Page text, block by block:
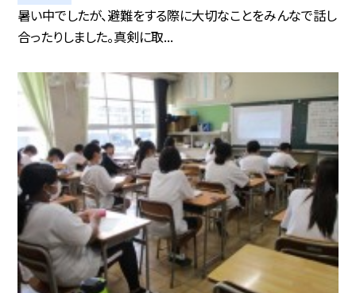
暑い中でしたが、避難をする際に大切なことをみんなで話し
合ったりしました。真剣に取...